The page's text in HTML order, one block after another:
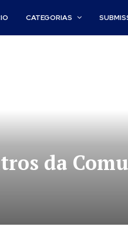
CATEGORIAS
da